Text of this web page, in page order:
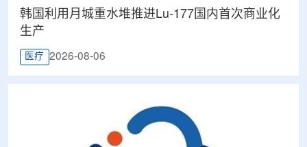
韩国利用月城重水堆推进Lu-177国内首次商业化
生产
医疗 2026-08-06